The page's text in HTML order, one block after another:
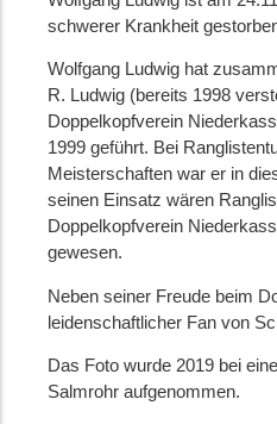
schwerer Krankheit
Wolfgang Ludwig hat
R. Ludwig (bereits 1998
Doppelkopfverein
1999 geführt. Bei
Meisterschaften war er in
seinen Einsatz wären
Doppelkopfverein
gewesen.
Neben seiner Freude beim
leidenschaftlicher Fan von
Das Foto wurde 2019 bei
Salmrohr aufgenommen.